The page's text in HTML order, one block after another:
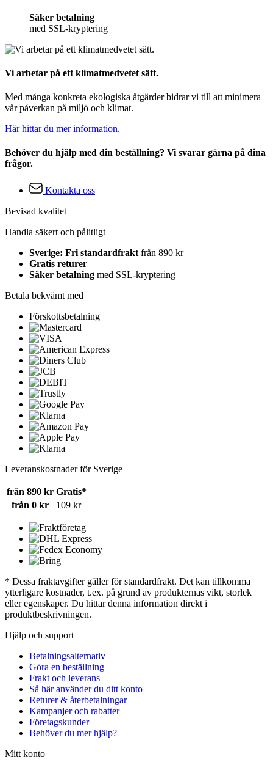
Säker betalning
med SSL-kryptering
Vi arbetar på ett klimatmedvetet sätt.
Med många konkreta ekologiska åtgärder bidrar vi till att minimera
vår påverkan på miljö och klimat.
Här hittar du mer information.
Behöver du hjälp med din beställning? Vi svarar gärna på dina
frågor.
Kontakta oss
Bevisad kvalitet
Handla säkert och pålitligt
Sverige: Fri standardfrakt från 890 kr
Gratis returer
Säker betalning med SSL-kryptering
Betala bekvämt med
Förskottsbetalning
Leveranskostnader för Sverige
från 890 kr Gratis*
från 0 kr
109 kr
* Dessa fraktavgifter gäller för standardfrakt. Det kan tillkomma
ytterligare kostnader, t.ex. på grund av produkternas vikt, storlek
eller egenskaper. Du hittar denna information direkt i
produktbeskrivningen.
Hjälp och support
Betalningsalternativ
Göra en beställning
Frakt och leverans
Så här använder du ditt konto
Returer & återbetalningar
Kampanjer och rabatter
Företagskunder
Behöver du mer hjälp?
Mitt konto